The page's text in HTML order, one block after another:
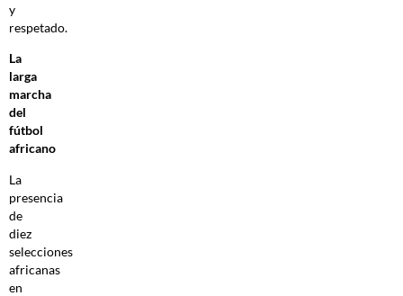
y
respetado.
La
larga
marcha
del
fútbol
africano
La
presencia
de
diez
selecciones
africanas
en